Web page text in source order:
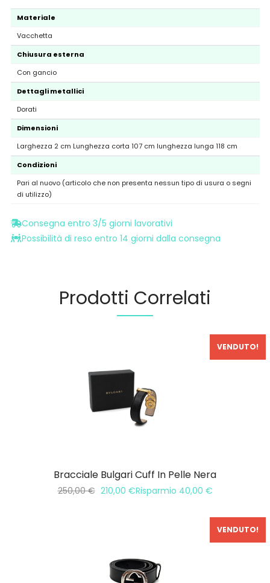
Materiale
Vacchetta
Chiusura esterna
Con gancio
Dettagli metallici
Dorati
Dimensioni
Larghezza 2 cm Lunghezza corta 107 cm lunghezza lunga 118 cm
Condizioni
Pari al nuovo (articolo che non presenta nessun tipo di usura o segni
di utilizzo)
Consegna entro 3/5 giorni lavorativi
Possibilità di reso entro 14 giorni dalla consegna
Prodotti Correlati
In Saldo!
VENDUTO!
Bracciale Bulgari Cuff In Pelle Nera
250,00€ 210,00 €Risparmio 40,00 €
VENDUTO!